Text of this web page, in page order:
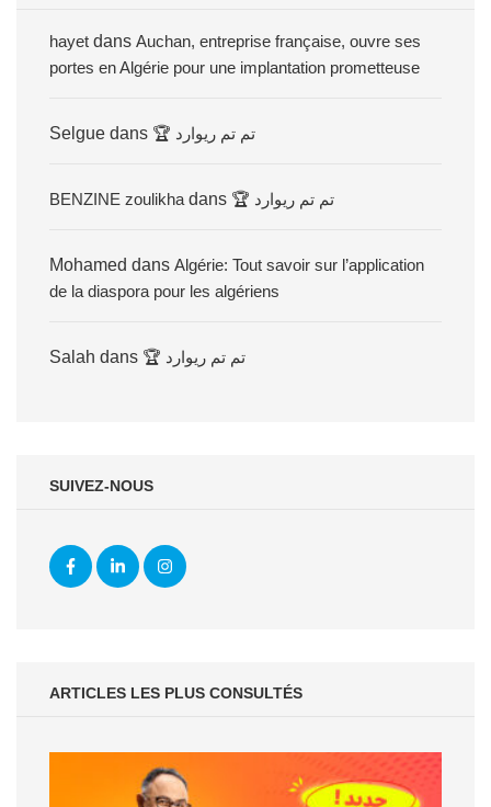
hayet dans Auchan, entreprise française, ouvre ses
portes en Algérie pour une implantation prometteuse
Selgue dans 🏆 تم تم ريوارد
BENZINE zoulikha dans 🏆 تم تم ريوارد
Mohamed dans Algérie: Tout savoir sur l’application
de la diaspora pour les algériens
Salah dans 🏆 تم تم ريوارد
SUIVEZ-NOUS
ARTICLES LES PLUS CONSULTÉS